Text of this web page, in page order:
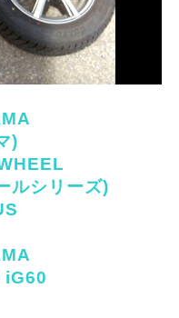
)
ルシリーズ)
iG60